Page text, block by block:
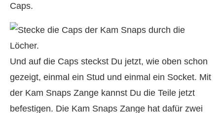
Caps.
Und auf die Caps steckst Du jetzt, wie oben schon
gezeigt, einmal ein Stud und einmal ein Socket. Mit
der Kam Snaps Zange kannst Du die Teile jetzt
befestigen. Die Kam Snaps Zange hat dafür zwei